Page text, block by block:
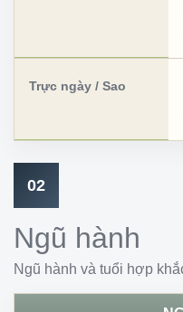
Trực ngày / Sao
02
Ngũ hành
Ngũ hành và tuổi hợp